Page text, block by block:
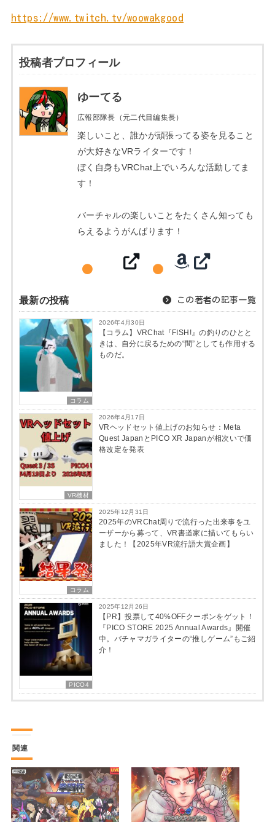
https://www.twitch.tv/woowakgood
投稿者プロフィール
ゆーてる
広報部隊長（元二代目編集長）
楽しいこと、誰かが頑張ってる姿を見ること
が大好きなVRライターです！
ぼく自身もVRChat上でいろんな活動してま
す！
バーチャルの楽しいことをたくさん知っても
らえるようがんばります！
最新の投稿 この著者の記事一覧
コラム
2026年4月30日
【コラム】VRChat『FISH!』の釣りのひとと
きは、自分に戻るための“間”としても作用する
ものだ。
VR機材
2026年4月17日
VRヘッドセット値上げのお知らせ：Meta
Quest JapanとPICO XR Japanが相次いで価
格改定を発表
コラム
2025年12月31日
2025年のVRChat周りで流行った出来事をユ
ーザーから募って、VR書道家に描いてもらい
ました！【2025年VR流行語大賞企画】
PICO4
2025年12月26日
【PR】投票して40%OFFクーポンをゲット！
『PICO STORE 2025 Annual Awards』開催
中。バチャマガライターの“推しゲーム”もご紹
介！
関連